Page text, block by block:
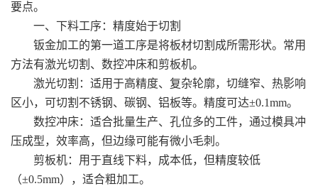
要点。
一、下料工序：精度始于切割
钣金加工的第一道工序是将板材切割成所需形状。常用
方法有激光切割、数控冲床和剪板机。
激光切割：适用于高精度、复杂轮廓，切缝窄、热影响
区小，可切割不锈钢、碳钢、铝板等。精度可达±0.1mm。
数控冲床：适合批量生产、孔位多的工件，通过模具冲
压成型，效率高，但边缘可能有微小毛刺。
剪板机：用于直线下料，成本低，但精度较低
（±0.5mm），适合粗加工。